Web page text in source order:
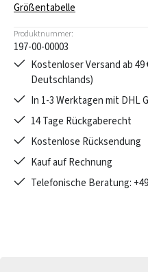
Größentabelle
Produktnummer:
197-00-00003
Kostenloser Versand ab
Deutschlands)
In 1-3 Werktagen mit DHL
14 Tage Rückgaberecht
Kostenlose Rücksendung
Kauf auf Rechnung
Telefonische Beratung: +49